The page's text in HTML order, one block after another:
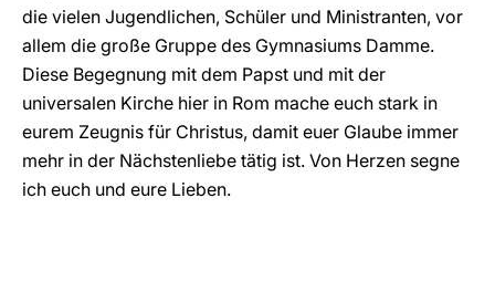
die vielen Jugendlichen, Schüler und Ministranten, vor
allem die große Gruppe des Gymnasiums Damme.
Diese Begegnung mit dem Papst und mit der
universalen Kirche hier in Rom mache euch stark in
eurem Zeugnis für Christus, damit euer Glaube immer
mehr in der Nächstenliebe tätig ist. Von Herzen segne
ich euch und eure Lieben.